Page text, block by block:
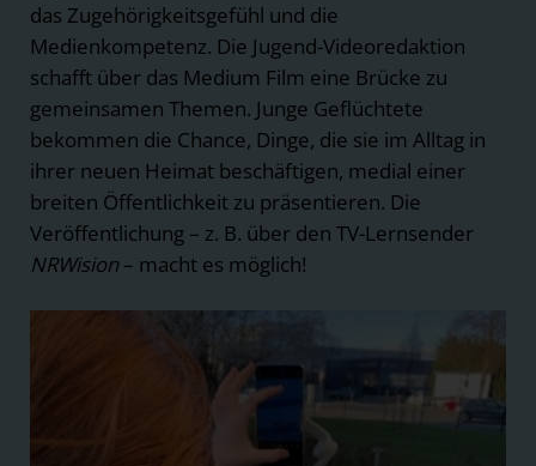
das Zugehörigkeitsgefühl und die
Medienkompetenz. Die Jugend-Videoredaktion
schafft über das Medium Film eine Brücke zu
gemeinsamen Themen. Junge Geflüchtete
bekommen die Chance, Dinge, die sie im Alltag in
ihrer neuen Heimat beschäftigen, medial einer
breiten Öffentlichkeit zu präsentieren. Die
Veröffentlichung – z. B. über den TV-Lernsender
NRWision– macht es möglich!